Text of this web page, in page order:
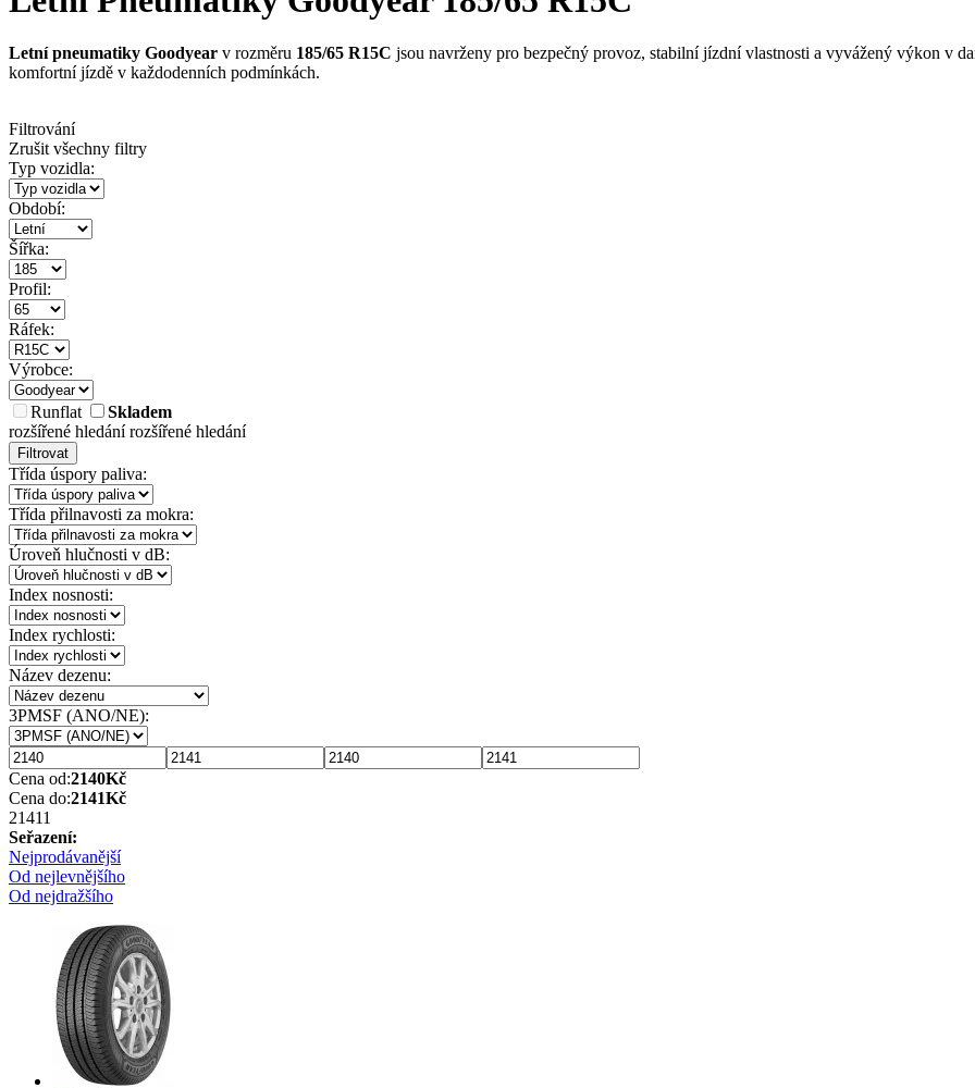
Letní pneumatiky Goodyear v rozměru 185/65 R15C jsou navrženy pro bezpečný provoz, stabilní jízdní vlastnosti a vyvážený výkon v
komfortní jízdě v každodenních podmínkách.
Filtrování
Zrušit všechny filtry
Typ vozidla:
Období:
Šířka:
Profil:
Ráfek:
Výrobce:
Runflat
Skladem
rozšířené hledánírozšířené hledání
Filtrovat
Třída úspory paliva:
Třída přilnavosti za mokra:
Úroveň hlučnosti v dB:
Index nosnosti:
Index rychlosti:
Název dezenu:
3PMSF (ANO/NE):
Cena od:2140Kč
Cena do:2141Kč
21411
Seřazení:
Nejprodávanější
Od nejlevnějšího
Od nejdražšího